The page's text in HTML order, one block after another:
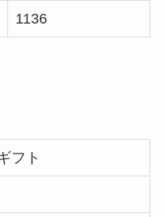
1136
フト